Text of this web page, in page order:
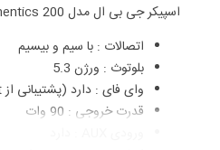
اسپیکر جی بی ال مدل JBL Authentics 200
اتصالات : با سیم و بیسیم
بلوتوث : ورژن 5.3
وای فای : دارد (پشتیبانی از airplay , chromecast)
قدرت خروجی : 90 وات